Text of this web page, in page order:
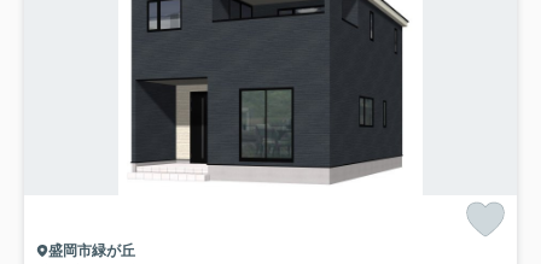
盛岡市緑が丘